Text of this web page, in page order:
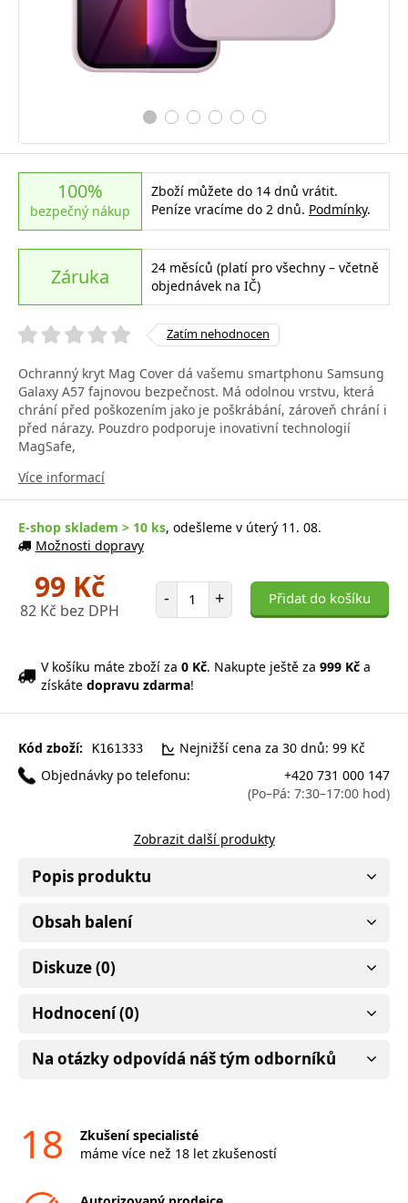
100%
bezpečný nákup
Zboží můžete do 14 dnů vrátit.
Peníze vracíme do 2 dnů. Podmínky.
Záruka
24 měsíců (platí pro všechny – včetně
objednávek na IČ)
Zatím nehodnocen
Ochranný kryt Mag Cover dá vašemu smartphonu Samsung
Galaxy A57 fajnovou bezpečnost. Má odolnou vrstvu, která
chrání před poškozením jako je poškrábání, zároveň chrání i
před nárazy. Pouzdro podporuje inovativní technologií
MagSafe,
Více informací
E-shop skladem > 10 ks, odešleme v úterý 11. 08.
Možnosti dopravy
99 Kč
82 Kč bez DPH
- Počet položek
+ Přidat do košíku
V košíku máte zboží za 0 Kč. Nakupte ještě za 999 Kč a
získáte dopravu zdarma!
Kód zboží: K161333
Nejnižší cena za 30 dnů: 99 Kč
Objednávky po telefonu:
+420 731 000 147
(Po–Pá: 7:30–17:00 hod)
Zobrazit další produkty
Popis produktu
Obsah balení
Diskuze (0)
Hodnocení (0)
Na otázky odpovídá náš tým odborníků
18
Zkušení specialisté
máme více než 18 let zkušeností